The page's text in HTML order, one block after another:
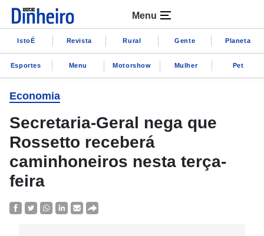
Menu
IstoÉ Revista Rural Gente Planeta
Esportes Menu Motorshow Mulher Pet
Economia
Secretaria-Geral nega que
Rossetto receberá
caminhoneiros nesta terça-
feira